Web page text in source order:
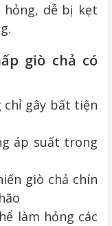
hỏng, dễ bị kẹt
giò chả có
chỉ gây bất tiện
áp suất trong
giò chả chín
làm hỏng các